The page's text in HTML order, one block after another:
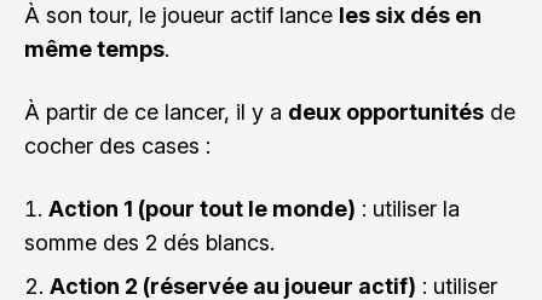
À son tour, le joueur actif lance les six dés en
même temps.
À partir de ce lancer, il y a deux opportunités de
cocher des cases :
Action 1 (pour tout le monde) : utiliser la
somme des 2 dés blancs.
Action 2 (réservée au joueur actif) : utiliser